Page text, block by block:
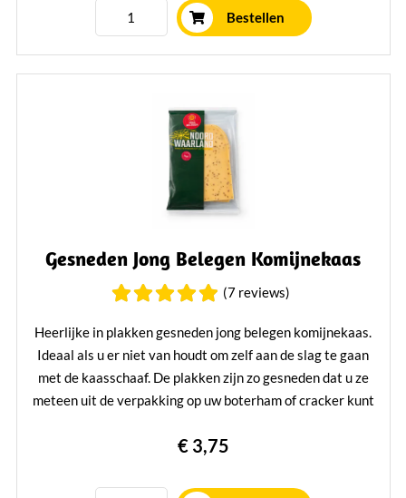
Bestellen
Gesneden Jong Belegen Komijnekaas
(7 reviews)
Heerlijke in plakken gesneden jong belegen komijnekaas.
Ideaal als u er niet van houdt om zelf aan de slag te gaan
met de kaasschaaf. De plakken zijn zo gesneden dat u ze
meteen uit de verpakking op uw boterham of cracker kunt
Lees verder
€ 3,75